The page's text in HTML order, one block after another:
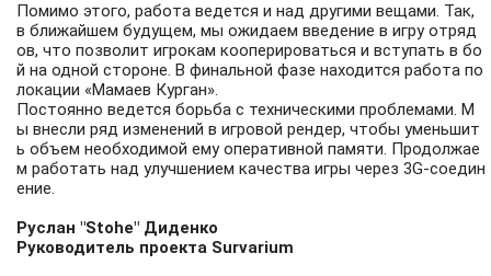
Помимо этого, работа ведется и над другими вещами. Так,
в ближайшем будущем, мы ожидаем введение в игру отряд
ов, что позволит игрокам кооперироваться и вступать в бо
й на одной стороне. В финальной фазе находится работа по
локации «Мамаев Курган».
Постоянно ведется борьба с техническими проблемами. М
ы внесли ряд изменений в игровой рендер, чтобы уменьшит
ь объем необходимой ему оперативной памяти. Продолжае
м работать над улучшением качества игры через 3G-соедин
ение.
Руслан "Stohe" Диденко
Руководитель проекта Survarium